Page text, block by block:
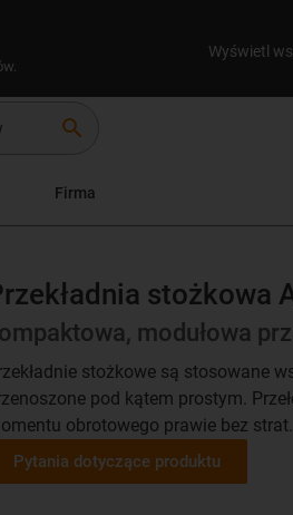
Wyświetl
search
Firma
stożkowa
modułowa
stożkowe są stosowane
pod kątem prostym.
obrotowego prawie bez strat.
Pytania dotyczące produktu